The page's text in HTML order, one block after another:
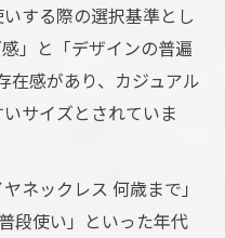
する際の選択基準とし
」と「デザインの普遍
在感があり、カジュアル
サイズとされていま
ネックレス 何歳まで」
段使い」といった年代